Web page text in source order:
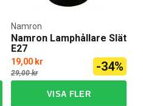
Namron Lamphållare Slät
E27
Namron
19,00 kr
29,00 kr -34%